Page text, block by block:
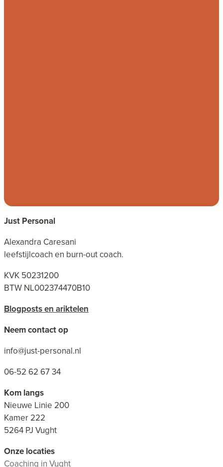
Just Personal
Alexandra Caresani
leefstijlcoach en burn-out coach.
KVK 50231200
BTW NL002374470B10
Blogposts en ariktelen
Neem contact op
info@just-personal.nl
06-52 62 67 34
Kom langs
Nieuwe Linie 200
Kamer 222
5264 PJ Vught
Onze locaties
Coaching in Vught